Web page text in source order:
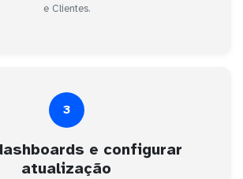
e Clientes.
3
e configurar
atualização